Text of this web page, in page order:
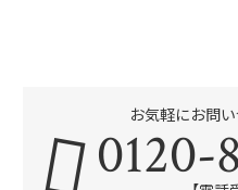
お気軽にお問
0120-